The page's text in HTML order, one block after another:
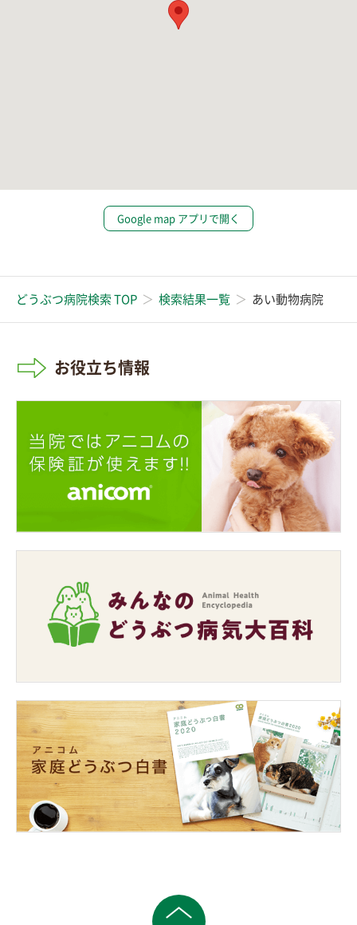
Google map アプリで開く
どうぶつ病院検索 TOP 検索結果一覧 あい動物病院
お役立ち情報